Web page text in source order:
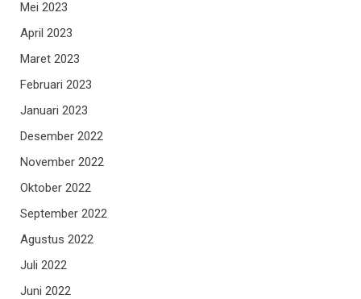
Mei 2023
April 2023
Maret 2023
Februari 2023
Januari 2023
Desember 2022
November 2022
Oktober 2022
September 2022
Agustus 2022
Juli 2022
Juni 2022